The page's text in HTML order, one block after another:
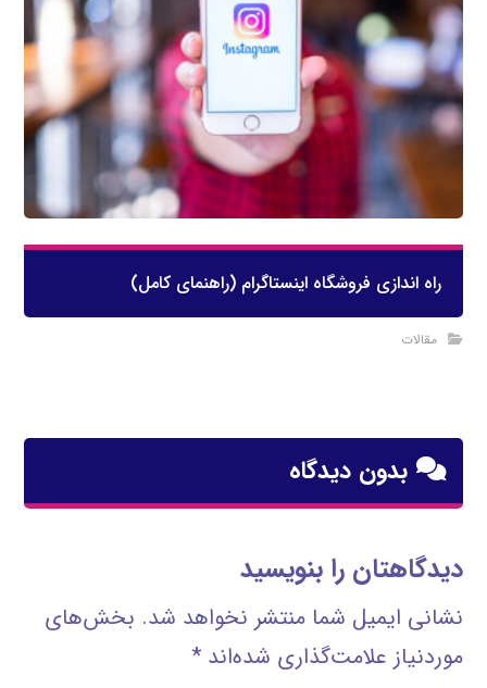
راه اندازی فروشگاه اینستاگرام (راهنمای کامل)
مقالات
بدون دیدگاه
دیدگاهتان را بنویسید
نشانی ایمیل شما منتشر نخواهد شد. بخش‌های
موردنیاز علامت‌گذاری شده‌اند*